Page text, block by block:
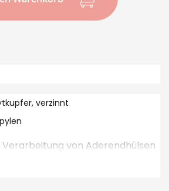
verzinnt
von Aderendhülsen
Netztech-Qualitätswerkzeugen.